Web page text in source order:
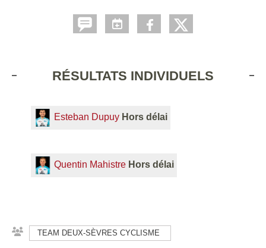
RÉSULTATS INDIVIDUELS
Esteban Dupuy Hors délai
Quentin Mahistre Hors délai
TEAM DEUX-SÈVRES CYCLISME